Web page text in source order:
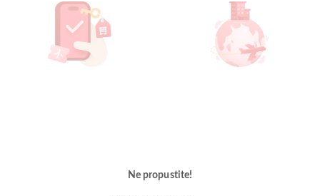
Ne propustite!